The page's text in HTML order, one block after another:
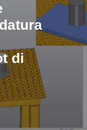
di